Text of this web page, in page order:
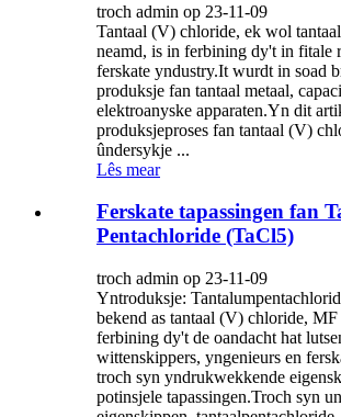
troch admin op 23-11-09
Tantaal (V) chloride, ek wol
neamd, is in ferbining dy't in fitale
ferskate yndustry.It wurdt in soad
produksje fan tantaal metaal,
elektroanyske apparaten.Yn dit
produksjeproses fan tantaal (V)
ûndersykje ...
Lês mear
Ferskate tapassingen fan
Pentachloride (TaCl5)
troch admin op 23-11-09
Yntroduksje:
bekend as tantaal (V) chloride,
ferbining dy't de oandacht hat
wittenskippers, yngenieurs en
troch syn yndrukwekkende
potinsjele tapassingen.Troch syn